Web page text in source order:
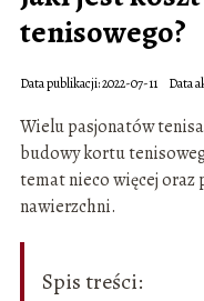
tenisowego?
Data publikacji: 2022-07-11 Data
Wielu pasjonatów
budowy kortu
temat nieco więcej oraz
nawierzchni.
Spis treści: